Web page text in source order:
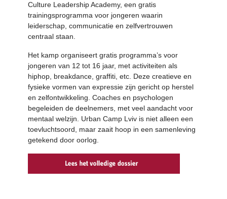
Culture Leadership Academy, een gratis
trainingsprogramma voor jongeren waarin
leiderschap, communicatie en zelfvertrouwen
centraal staan.
Het kamp organiseert gratis programma’s voor
jongeren van 12 tot 16 jaar, met activiteiten als
hiphop, breakdance, graffiti, etc. Deze creatieve en
fysieke vormen van expressie zijn gericht op herstel
en zelfontwikkeling. Coaches en psychologen
begeleiden de deelnemers, met veel aandacht voor
mentaal welzijn. Urban Camp Lviv is niet alleen een
toevluchtsoord, maar zaait hoop in een samenleving
getekend door oorlog.